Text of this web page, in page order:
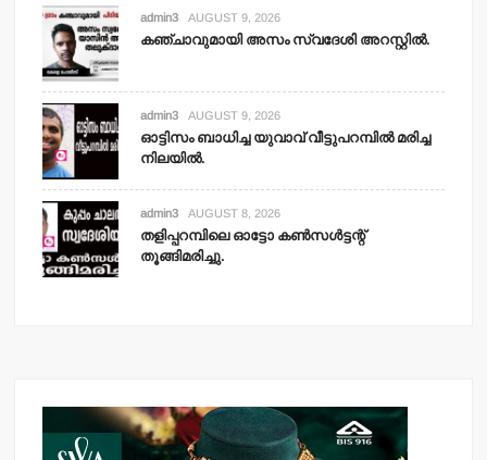
admin3 AUGUST 9, 2026
കഞ്ചാവുമായി അസം സ്വദേശി അറസ്റ്റില്‍.
admin3 AUGUST 9, 2026
ഓട്ടിസം ബാധിച്ച യുവാവ് വീട്ടുപറമ്പില്‍ മരിച്ച
നിലയില്‍.
admin3 AUGUST 8, 2026
തളിപ്പറമ്പിലെ ഓട്ടോ കണ്‍സള്‍ട്ടന്റ്
തൂങ്ങിമരിച്ചു.